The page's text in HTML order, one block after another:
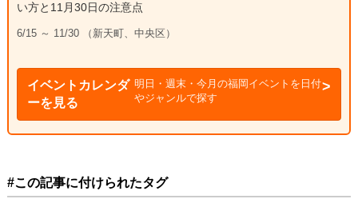
い方と11月30日の注意点
6/15 ～ 11/30 （新天町、中央区）
イベントカレンダ
ーを見る
明日・週末・今月の福岡イベントを日付
やジャンルで探す
#この記事に付けられたタグ